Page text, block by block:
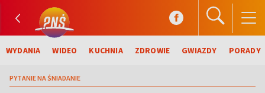
WYDANIA WIDEO KUCHNIA ZDROWIE GWIAZDY PORADY
PYTANIE NA ŚNIADANIE